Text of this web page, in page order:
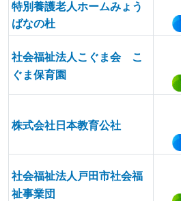
特別養護老人ホームみょう
ばなの杜
社会福祉法人こぐま会 こ
ぐま保育園
株式会社日本教育公社
社会福祉法人戸田市社会福
祉事業団